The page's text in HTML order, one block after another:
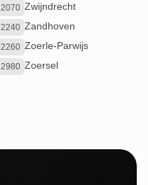
2070 Zwijndrecht
2240 Zandhoven
2260 Zoerle-Parwijs
2980 Zoersel